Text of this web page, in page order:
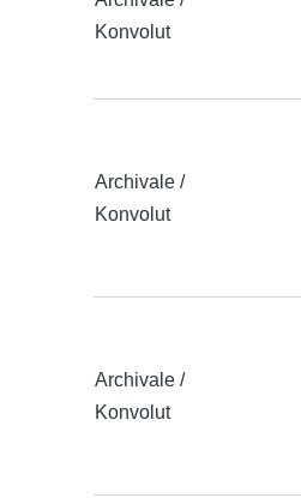
Konvolut
Archivale /
Konvolut
Archivale /
Konvolut